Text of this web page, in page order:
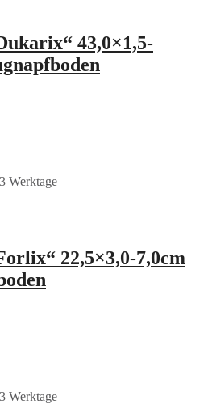
43,0×1,5-
Werktage
22,5×3,0-7,0cm
Werktage